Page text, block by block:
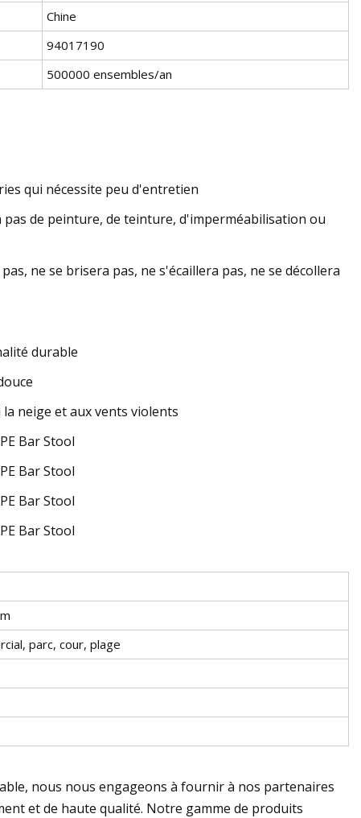
Chine
94017190
500000 ensembles/an
qui nécessite peu d'entretien
de peinture, de teinture, d'imperméabilisation ou
ne se brisera pas, ne s'écaillera pas, ne se décollera
durable
neige et aux vents violents
parc, cour, plage
nous nous engageons à fournir à nos partenaires
et de haute qualité. Notre gamme de produits